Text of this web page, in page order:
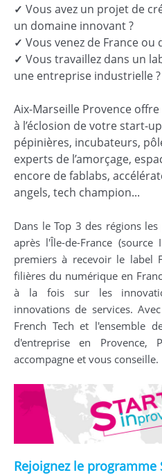
✓ Vous avez un projet de
un domaine innovant ?
✓ Vous venez de France ou
✓ Vous travaillez dans un
une entreprise industrielle ?
Aix-Marseille Provence
à l’éclosion de votre start-
pépinières, incubateurs,
experts de l’amorçage,
encore de fablabs,
angels, tech champion...
Dans le Top 3 des régions
après l'Île-de-France
premiers à recevoir le label
filières du numérique en
à la fois sur les
innovations de services.
French Tech et l'ensemble
d'entreprise en Provence,
accompagne et vous conseille.
Rejoignez le programme